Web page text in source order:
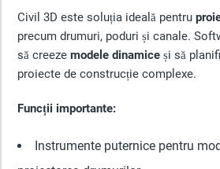
Civil 3D este soluția ideală pentru
precum drumuri, poduri și canale.
să creeze modele dinamice și să
proiecte de construcție complexe.
Funcții importante:
Instrumente puternice pentru